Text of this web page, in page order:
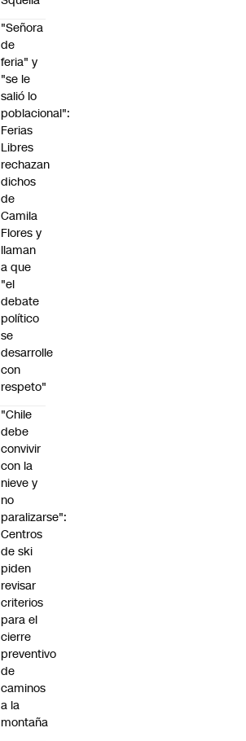
"Señora
de
feria" y
"se le
salió lo
poblacional":
Ferias
Libres
rechazan
dichos
de
Camila
Flores y
llaman
a que
"el
debate
político
se
desarrolle
con
respeto"
"Chile
debe
convivir
con la
nieve y
no
paralizarse":
Centros
de ski
piden
revisar
criterios
para el
cierre
preventivo
de
caminos
a la
montaña